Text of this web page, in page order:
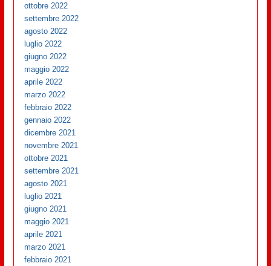
ottobre 2022
settembre 2022
agosto 2022
luglio 2022
giugno 2022
maggio 2022
aprile 2022
marzo 2022
febbraio 2022
gennaio 2022
dicembre 2021
novembre 2021
ottobre 2021
settembre 2021
agosto 2021
luglio 2021
giugno 2021
maggio 2021
aprile 2021
marzo 2021
febbraio 2021